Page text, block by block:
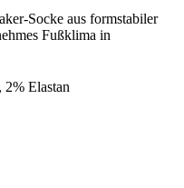
Socke aus formstabiler
Fußklima in
Elastan